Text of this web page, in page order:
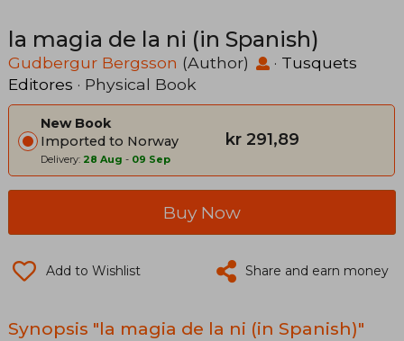
la magia de la ni (in Spanish)
Gudbergur Bergsson (Author) · Tusquets
Editores · Physical Book
New Book
Imported to Norway
Delivery: 28 Aug - 09 Sep
kr 291,89
Buy Now
Add to Wishlist Share and earn money
Synopsis "la magia de la ni (in Spanish)"